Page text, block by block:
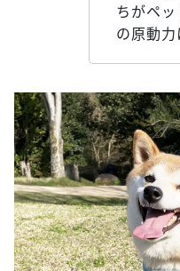
ちがペ
の原動力